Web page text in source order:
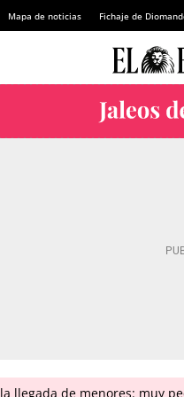
Mapa de noticias Fichaje de
llegada de menores: muy